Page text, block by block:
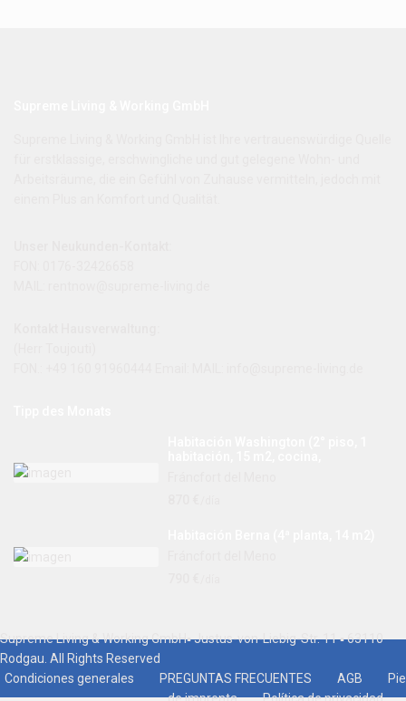
Supreme Living & Working GmbH▪ Justus-von-Liebig-Str. 11 ▪ 63110
Rodgau. All Rights Reserved
Condiciones generales
PREGUNTAS FRECUENTES AGB
Pie